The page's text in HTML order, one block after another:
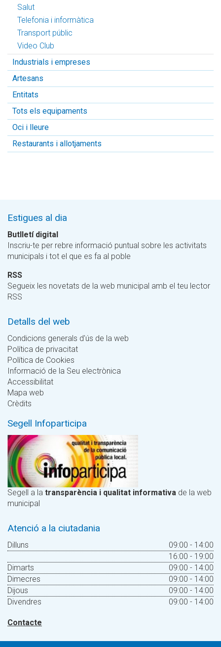
Salut
Telefonia i informàtica
Transport públic
Video Club
Industrials i empreses
Artesans
Entitats
Tots els equipaments
Oci i lleure
Restaurants i allotjaments
Estigues al dia
Butlletí digital
Inscriu-te per rebre informació puntual sobre les activitats
municipals i tot el que es fa al poble
RSS
Segueix les novetats de la web municipal amb el teu lector
RSS
Detalls del web
Condicions generals d'ús de la web
Política de privacitat
Política de Cookies
Informació de la Seu electrònica
Accessibilitat
Mapa web
Crèdits
Segell Infoparticipa
Segell a la transparència i qualitat informativa de la web
municipal
Atenció a la ciutadania
Dilluns
09:00 - 14:00
16:00 - 19:00
Dimarts
09:00 - 14:00
Dimecres
09:00 - 14:00
Dijous
09:00 - 14:00
Divendres
09:00 - 14:00
Contacte